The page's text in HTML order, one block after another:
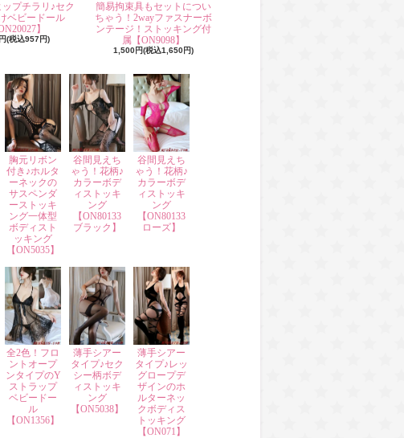
プチラリ♪セク
ベビードール
】
(税込957円)
簡易拘束具もセットについ
ちゃう！2wayファスナーボ
ンテージ！ストッキング付
属【ON9098】
1,500円(税込1,650円)
胸元リボン
付き♪ホルタ
ーネックの
サスペンダ
ーストッキ
ング一体型
ボディスト
ッキング
【ON5035】
谷間見えち
ゃう！花柄♪
カラーボデ
ィストッキ
ング
【ON80133
ブラック】
谷間見えち
ゃう！花柄♪
カラーボデ
ィストッキ
ング
【ON80133
ローズ】
全2色！フロ
ントオープ
ンタイプのY
ストラップ
ベビードー
ル
【ON1356】
薄手シアー
タイプ♪セク
シー柄ボデ
ィストッキ
ング
【ON5038】
薄手シアー
タイプ♪レッ
グロープデ
ザインのホ
ルターネッ
クボディス
トッキング
【ON071】